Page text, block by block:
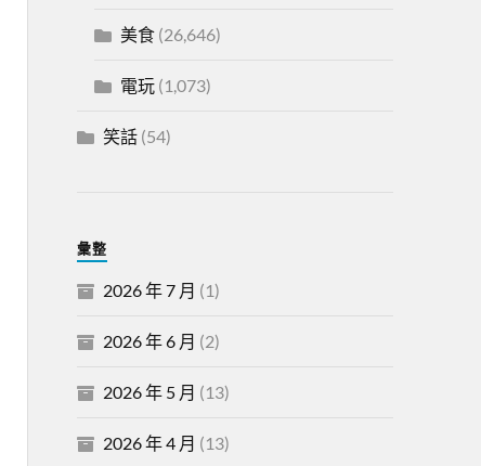
美食(26,646)
電玩(1,073)
笑話(54)
彙整
2026 年 7 月 (1)
2026 年 6 月 (2)
2026 年 5 月 (13)
2026 年 4 月 (13)